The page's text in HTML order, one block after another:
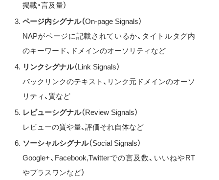
掲載・言及量）
ページ内シグナル（On-page Signals）
NAPがページに記載されているか、タイトルタグ内
のキーワード、ドメインのオーソリティなど
リンクシグナル（Link Signals）
バックリンクのテキスト、リンク元ドメインのオーソ
リティ、質など
レビューシグナル（Review Signals）
レビューの質や量、評価それ自体など
ソーシャルシグナル（Social Signals）
Google+、Facebook,Twitterでの言及数、いいねやRT
やプラスワンなど）